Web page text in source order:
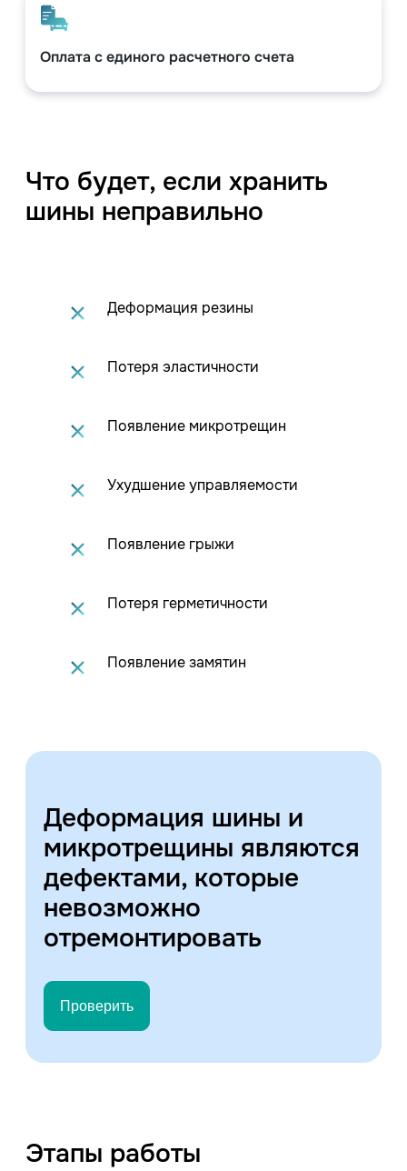
Оплата с единого расчетного счета
Что будет, если хранить
шины неправильно
Деформация резины
Потеря эластичности
Появление микротрещин
Ухудшение управляемости
Появление грыжи
Потеря герметичности
Появление замятин
Деформация шины и
микротрещины являются
дефектами, которые
невозможно
отремонтировать
Проверить
Этапы работы